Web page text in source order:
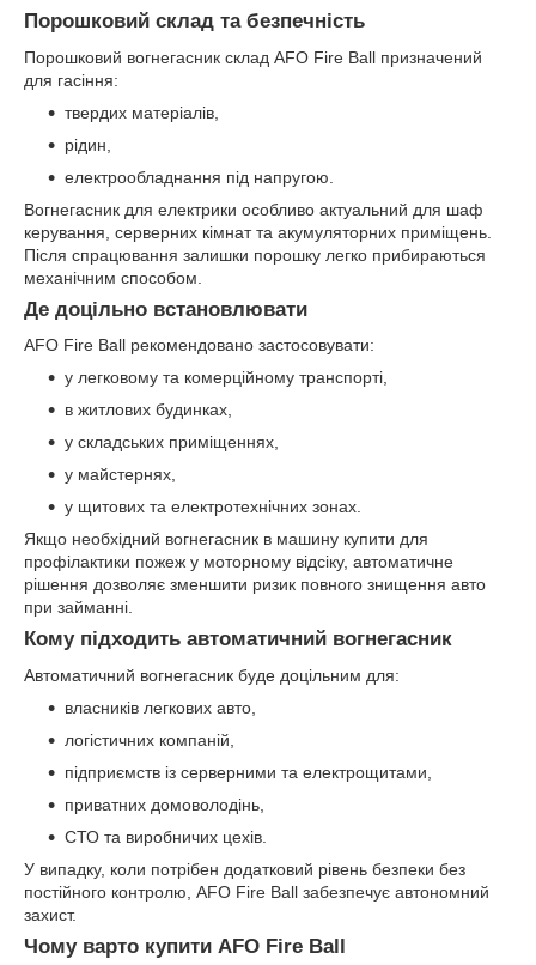
Порошковий склад та безпечність
Порошковий вогнегасник склад AFO Fire Ball призначений
для гасіння:
твердих матеріалів,
рідин,
електрообладнання під напругою.
Вогнегасник для електрики особливо актуальний для шаф
керування, серверних кімнат та акумуляторних приміщень.
Після спрацювання залишки порошку легко прибираються
механічним способом.
Де доцільно встановлювати
AFO Fire Ball рекомендовано застосовувати:
у легковому та комерційному транспорті,
в житлових будинках,
у складських приміщеннях,
у майстернях,
у щитових та електротехнічних зонах.
Якщо необхідний вогнегасник в машину купити для
профілактики пожеж у моторному відсіку, автоматичне
рішення дозволяє зменшити ризик повного знищення авто
при займанні.
Кому підходить автоматичний вогнегасник
Автоматичний вогнегасник буде доцільним для:
власників легкових авто,
логістичних компаній,
підприємств із серверними та електрощитами,
приватних домоволодінь,
СТО та виробничих цехів.
У випадку, коли потрібен додатковий рівень безпеки без
постійного контролю, AFO Fire Ball забезпечує автономний
захист.
Чому варто купити AFO Fire Ball